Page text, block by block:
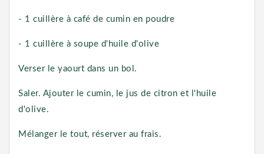
- 1 cuillère à café de cumin en poudre
- 1 cuillère à soupe d'huile d'olive
Verser le yaourt dans un bol.
Saler. Ajouter le cumin, le jus de citron et l'huile
d'olive.
Mélanger le tout, réserver au frais.